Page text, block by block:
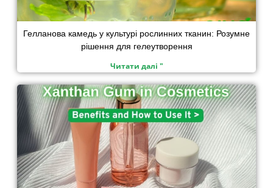
Гелланова камедь у культурі рослинних тканин: Розумне
рішення для гелеутворення
Читати далі "